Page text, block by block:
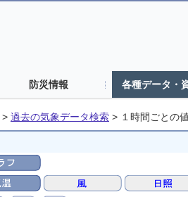
防災情報 各種データ・
> 過去の気象データ検索 > １時間ごとの